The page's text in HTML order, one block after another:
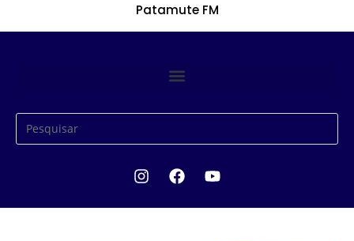
Patamute FM